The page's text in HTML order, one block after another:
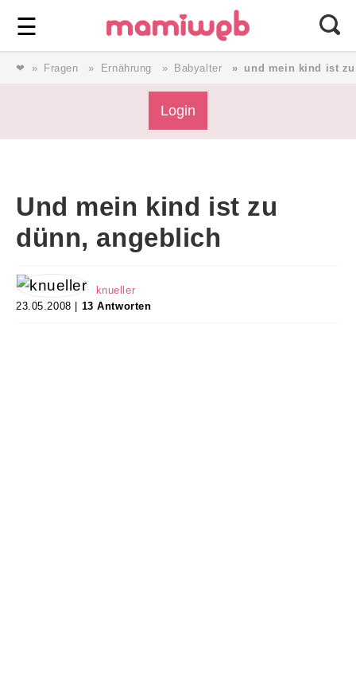
☰ ⎯ Wir lieben Familie ⎯
❤ Fragen Ernährung Babyalter und mein kind ist
Login
Und mein kind ist zu
dünn, angeblich
knueller
23.05.2008 | 13 Antworten
Forum
Service